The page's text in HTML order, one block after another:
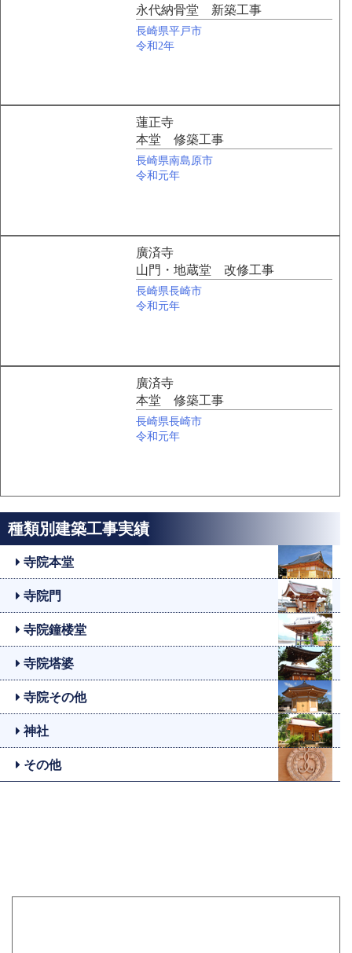
永代納骨堂 新築工事
長崎県平戸市
令和2年
蓮正寺
本堂 修築工事
長崎県南島原市
令和元年
廣済寺
山門・地蔵堂 改修工事
長崎県長崎市
令和元年
廣済寺
本堂 修築工事
長崎県長崎市
令和元年
種類別建築工事実績
寺院本堂
寺院門
寺院鐘楼堂
寺院塔婆
寺院その他
神社
その他